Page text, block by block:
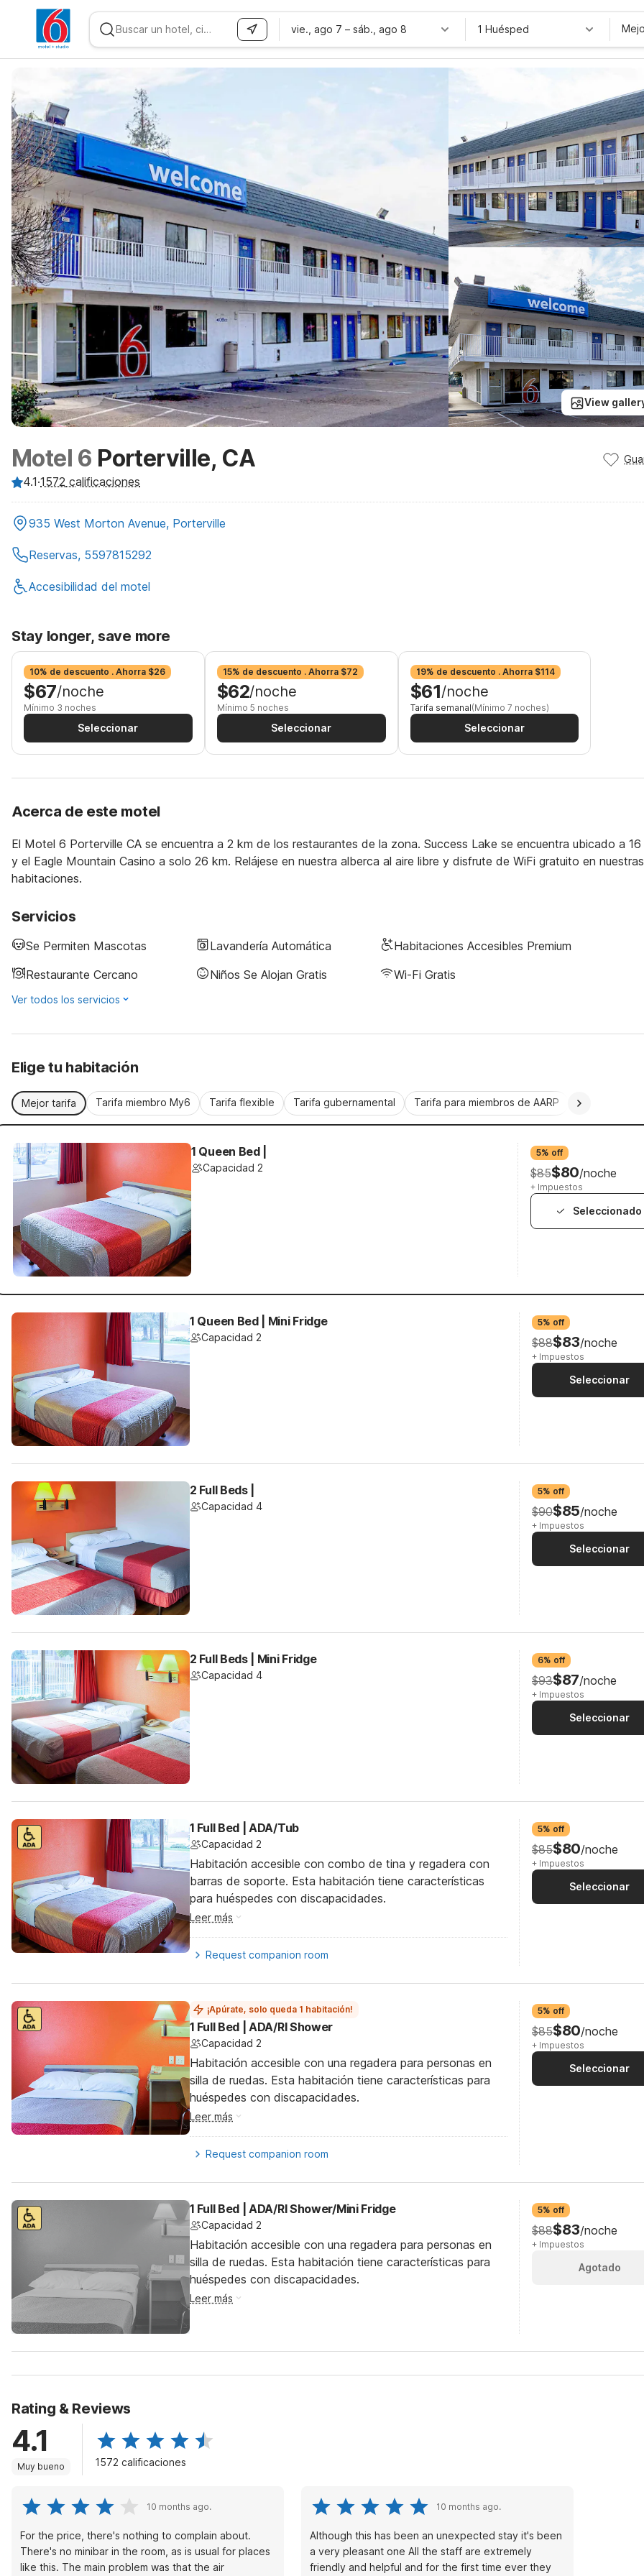
vie., ago 7 – sáb., ago 8 1 Huésped
View
Motel 6 Porterville, CA
4.1·1572 calificaciones
935 West Morton Avenue, Porterville
Reservas, 5597815292
Accesibilidad del motel
Stay longer, save more
10% de descuento . Ahorra $26
$67/noche
Mínimo 3 noches
Seleccionar
15% de descuento . Ahorra $72
$62/noche
Mínimo 5 noches
Seleccionar
19% de descuento . Ahorra $114
$61/noche
Tarifa semanal(Mínimo 7 noches)
Seleccionar
Acerca de este motel
El Motel 6 Porterville CA se encuentra a 2 km de los restaurantes de la zona. Success Lake se encuentra ubicado a 16
y el Eagle Mountain Casino a solo 26 km. Relájese en nuestra alberca al aire libre y disfrute de WiFi gratuito en nuestras
habitaciones.
Servicios
Se Permiten Mascotas Lavandería Automática
Habitaciones Accesibles Premium
Restaurante Cercano
Niños Se Alojan Gratis Wi-Fi Gratis
Ver todos los servicios
Elige tu habitación
Mejor tarifa Tarifa miembro My6 Tarifa flexible Tarifa gubernamental Tarifa para miembros de AARP
1 Queen Bed |
Capacidad 2
5% off
$85$80/noche
+ Impuestos
Seleccionado
1 Queen Bed | Mini Fridge
Capacidad 2
5% off
$88$83/noche
+ Impuestos
Seleccionar
2 Full Beds |
Capacidad 4
5% off
$90$85/noche
+ Impuestos
Seleccionar
2 Full Beds | Mini Fridge
Capacidad 4
6% off
$93$87/noche
+ Impuestos
Seleccionar
1 Full Bed | ADA/Tub
Capacidad 2
Habitación accesible con combo de tina y regadera con
barras de soporte. Esta habitación tiene características
para huéspedes con discapacidades.
Leer más
Request companion room
5% off
$85$80/noche
+ Impuestos
Seleccionar
¡Apúrate, solo queda 1 habitación!
1 Full Bed | ADA/RI Shower
Capacidad 2
Habitación accesible con una regadera para personas en
silla de ruedas. Esta habitación tiene características para
huéspedes con discapacidades.
Leer más
Request companion room
5% off
$85$80/noche
+ Impuestos
Seleccionar
1 Full Bed | ADA/RI Shower/Mini Fridge
Capacidad 2
Habitación accesible con una regadera para personas en
silla de ruedas. Esta habitación tiene características para
huéspedes con discapacidades.
Leer más
5% off
$88$83/noche
+ Impuestos
Agotado
Rating & Reviews
4.1
Muy bueno 1572 calificaciones
10 months ago.
For the price, there's nothing to complain about.
There's no minibar in the room, as is usual for places
like this. The main problem was that the air
10 months ago.
Although this has been an unexpected stay it's been
a very pleasant one All the staff are extremely
friendly and helpful and for the first time ever they